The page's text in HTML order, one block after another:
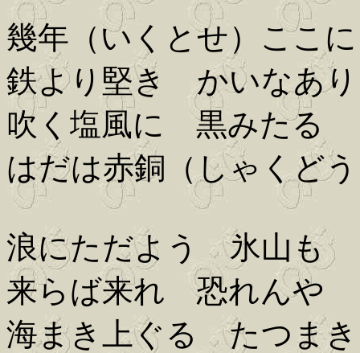
幾年（いくとせ）ここ
鉄より堅き かいなあり
吹く塩風に 黒みたる
はだは赤銅（しゃくど
浪にただよう 氷山も
来らば来れ 恐れんや
海まき上ぐる たつま